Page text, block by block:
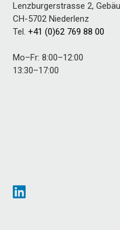
Lenzburgerstrasse 2,
CH-5702 Niederlenz
Tel.+41 (0)62 769 88 00
Mo–Fr: 8:00–12:00
13:30–17:00